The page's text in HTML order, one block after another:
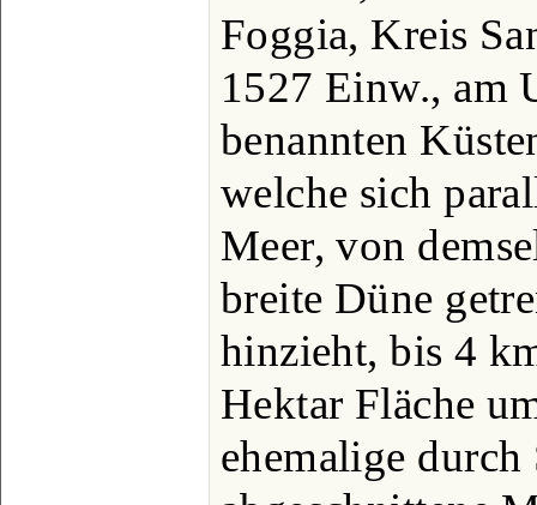
Foggia, Kreis
1527 Einw., am
benannten
welche sich
Meer, von
breite Düne
hinzieht, bis 4
Hektar Fläche
ehemalige